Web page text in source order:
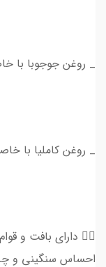
_ روغن جوجوبا با
_ روغن کاملیا با
👈🏻 دارای بافت و
احساس سنگینی و